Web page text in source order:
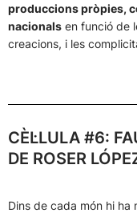
produccions pròpies,
nacionals en funció de
creacions, i les
CÈL·LULA #6:
DE ROSER
Dins de cada món hi ha